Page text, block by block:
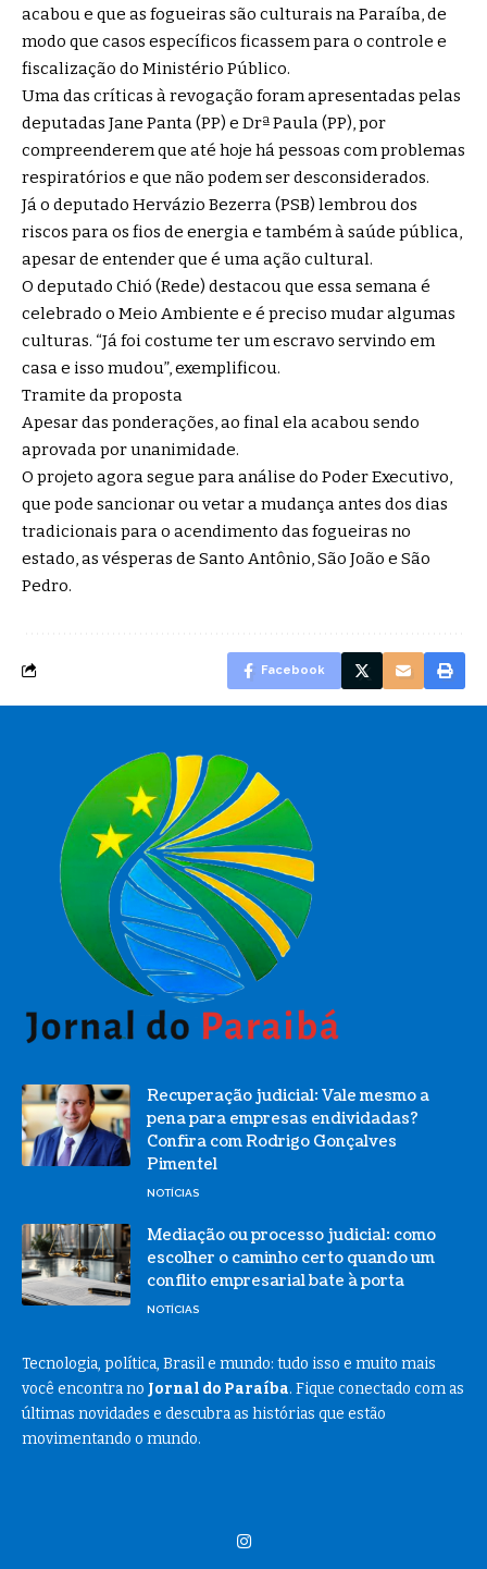
acabou e que as fogueiras são culturais na Paraíba, de
modo que casos específicos ficassem para o controle e
fiscalização do Ministério Público.
Uma das críticas à revogação foram apresentadas pelas
deputadas Jane Panta (PP) e Drª Paula (PP), por
compreenderem que até hoje há pessoas com problemas
respiratórios e que não podem ser desconsiderados.
Já o deputado Hervázio Bezerra (PSB) lembrou dos
riscos para os fios de energia e também à saúde pública,
apesar de entender que é uma ação cultural.
O deputado Chió (Rede) destacou que essa semana é
celebrado o Meio Ambiente e é preciso mudar algumas
culturas. “Já foi costume ter um escravo servindo em
casa e isso mudou”, exemplificou.
Tramite da proposta
Apesar das ponderações, ao final ela acabou sendo
aprovada por unanimidade.
O projeto agora segue para análise do Poder Executivo,
que pode sancionar ou vetar a mudança antes dos dias
tradicionais para o acendimento das fogueiras no
estado, as vésperas de Santo Antônio, São João e São
Pedro.
Facebook
Recuperação judicial: Vale mesmo a
pena para empresas endividadas?
Confira com Rodrigo Gonçalves
Pimentel
NOTÍCIAS
Mediação ou processo judicial: como
escolher o caminho certo quando um
conflito empresarial bate à porta
NOTÍCIAS
Tecnologia, política, Brasil e mundo: tudo isso e muito mais
você encontra no Jornal do Paraíba. Fique conectado com as
últimas novidades e descubra as histórias que estão
movimentando o mundo.